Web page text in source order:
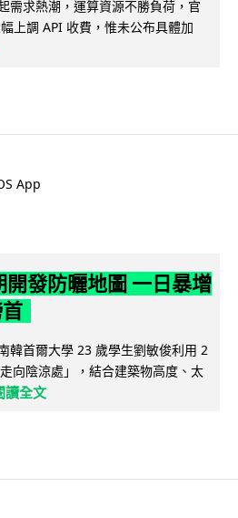
需求熱潮，運算資源不勝負荷，官
上調 API 收費，惟未公布具體加
App
開發防曬地圖 一日暴增
韓首爾大學 23 歲學生劉敏俊利用 2
向陰涼處」，結合建築物高度、太
讀全文